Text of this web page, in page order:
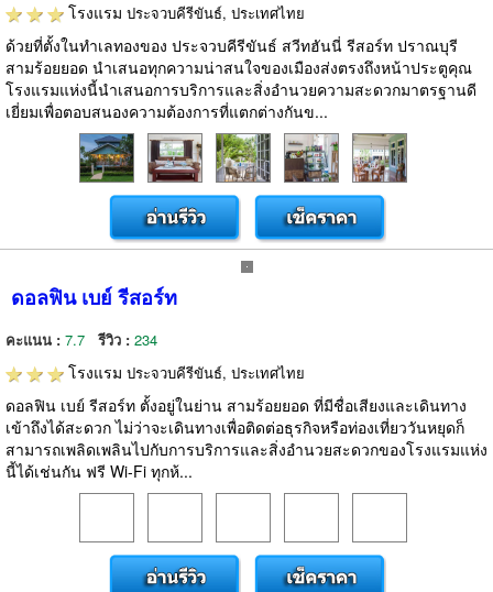
โรงแรม ประจวบคีรีขันธ์, ประเทศไทย
ด้วยที่ตั้งในทำเลทองของ ประจวบคีรีขันธ์ สวีทฮันนี่ รีสอร์ท ปราณบุรี
สามร้อยยอด นำเสนอทุกความน่าสนใจของเมืองส่งตรงถึงหน้าประตูคุณ
โรงแรมแห่งนี้นำเสนอการบริการและสิ่งอำนวยความสะดวกมาตรฐานดี
เยี่ยมเพื่อตอบสนองความต้องการที่แตกต่างกันข...
ดอลฟิน เบย์ รีสอร์ท
คะแนน : 7.7 รีวิว : 234
โรงแรม ประจวบคีรีขันธ์, ประเทศไทย
ดอลฟิน เบย์ รีสอร์ท ตั้งอยู่ในย่าน สามร้อยยอด ที่มีชื่อเสียงและเดินทาง
เข้าถึงได้สะดวก ไม่ว่าจะเดินทางเพื่อติดต่อธุรกิจหรือท่องเที่ยววันหยุดก็
สามารถเพลิดเพลินไปกับการบริการและสิ่งอำนวยสะดวกของโรงแรมแห่ง
นี้ได้เช่นกัน ฟรี Wi-Fi ทุกห้...